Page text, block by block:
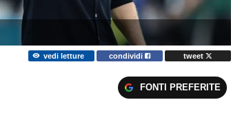
vedi letture condividi tweet
FONTI PREFERITE